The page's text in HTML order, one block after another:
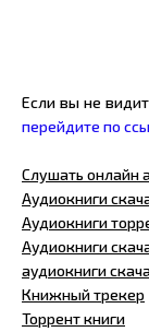
Если вы не
перейдите по
Слушать онлайн
Аудиокниги
Аудиокниги
Аудиокниги
аудиокниги
Книжный трекер
Торрент книги